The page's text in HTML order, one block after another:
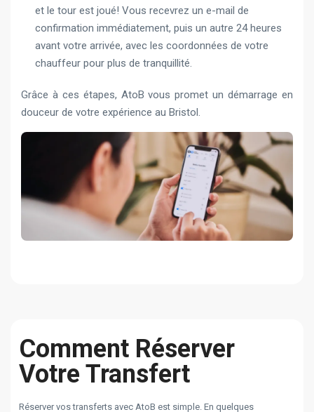
et le tour est joué! Vous recevrez un e-mail de
confirmation immédiatement, puis un autre 24 heures
avant votre arrivée, avec les coordonnées de votre
chauffeur pour plus de tranquillité.
Grâce à ces étapes, AtoB vous promet un démarrage en
douceur de votre expérience au Bristol.
Comment Réserver
Votre Transfert
Réserver vos transferts avec AtoB est simple. En quelques